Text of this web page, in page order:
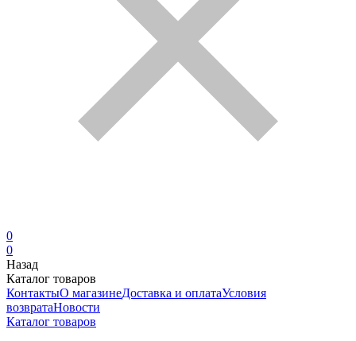
0
0
Назад
Каталог товаров
КонтактыО магазинеДоставка и оплатаУсловия
возвратаНовости
Каталог товаров